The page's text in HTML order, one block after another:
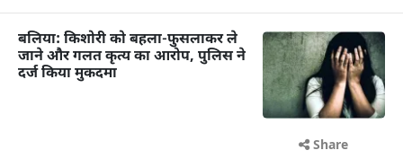
बलिया: किशोरी को बहला-फुसलाकर ले
जाने और गलत कृत्य का आरोप, पुलिस ने
दर्ज किया मुकदमा
Share